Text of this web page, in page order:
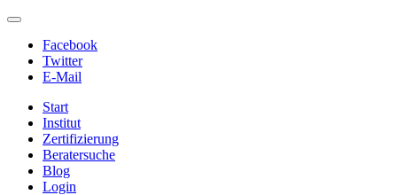
Facebook
Twitter
E-Mail
Start
Institut
Zertifizierung
Beratersuche
Blog
Login